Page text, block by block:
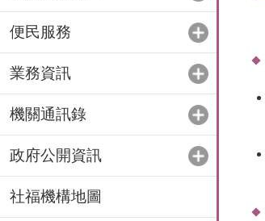
便民服務
業務資訊
機關通訊錄
政府公開資訊
社福機構地圖